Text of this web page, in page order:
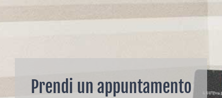
Prendi un appuntamento